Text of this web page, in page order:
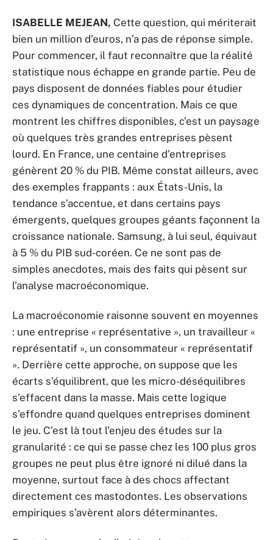
ISABELLE MEJEAN, Cette question, qui mériterait
bien un million d’euros, n’a pas de réponse simple.
Pour commencer, il faut reconnaître que la réalité
statistique nous échappe en grande partie. Peu de
pays disposent de données fiables pour étudier
ces dynamiques de concentration. Mais ce que
montrent les chiffres disponibles, c’est un paysage
où quelques très grandes entreprises pèsent
lourd. En France, une centaine d’entreprises
génèrent 20 % du PIB. Même constat ailleurs, avec
des exemples frappants : aux États-Unis, la
tendance s’accentue, et dans certains pays
émergents, quelques groupes géants façonnent la
croissance nationale. Samsung, à lui seul, équivaut
à 5 % du PIB sud-coréen. Ce ne sont pas de
simples anecdotes, mais des faits qui pèsent sur
l’analyse macroéconomique.
La macroéconomie raisonne souvent en moyennes
: une entreprise « représentative », un travailleur «
représentatif », un consommateur « représentatif
». Derrière cette approche, on suppose que les
écarts s’équilibrent, que les micro-déséquilibres
s’effacent dans la masse. Mais cette logique
s’effondre quand quelques entreprises dominent
le jeu. C’est là tout l’enjeu des études sur la
granularité : ce qui se passe chez les 100 plus gros
groupes ne peut plus être ignoré ni dilué dans la
moyenne, surtout face à des chocs affectant
directement ces mastodontes. Les observations
empiriques s’avèrent alors déterminantes.